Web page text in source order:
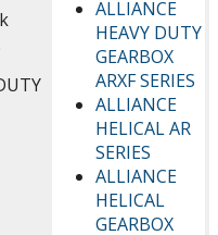
ALLIANCE
HEAVY DUTY
GEARBOX
ARXF SERIES
ALLIANCE
HELICAL AR
SERIES
ALLIANCE
HELICAL
GEARBOX